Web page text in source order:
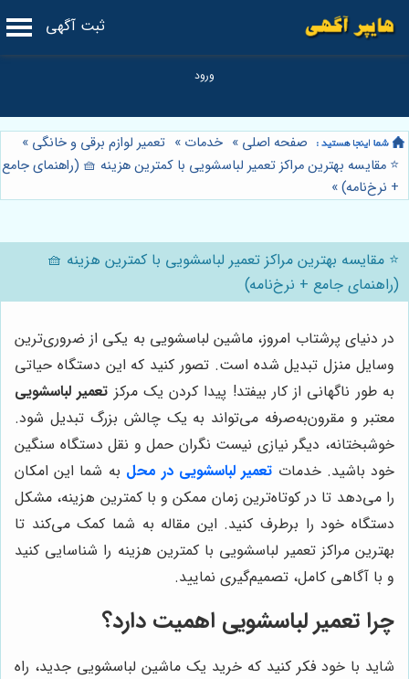
ثبت آگهی
صفحه اصلی » خدمات » تعمیر لوازم برقی و خانگی »
⭐️ مقایسه بهترین مراکز تعمیر لباسشویی با کمترین هزینه 🧺 (راهنمای جامع
+ نرخ‌نامه)»
⭐️ مقایسه بهترین مراکز تعمیر لباسشویی با کمترین هزینه 🧺
(راهنمای جامع + نرخ‌نامه)
در دنیای پرشتاب امروز، ماشین لباسشویی به یکی از ضروری‌ترین
وسایل منزل تبدیل شده است. تصور کنید که این دستگاه حیاتی
به طور ناگهانی از کار بیفتد! پیدا کردن یک مرکز تعمیر لباسشویی
معتبر و مقرون‌به‌صرفه می‌تواند به یک چالش بزرگ تبدیل شود.
خوشبختانه، دیگر نیازی نیست نگران حمل و نقل دستگاه سنگین
خود باشید. خدمات تعمیر لباسشویی در محل به شما این امکان
را می‌دهد تا در کوتاه‌ترین زمان ممکن و با کمترین هزینه، مشکل
دستگاه خود را برطرف کنید. این مقاله به شما کمک می‌کند تا
بهترین مراکز تعمیر لباسشویی با کمترین هزینه را شناسایی کنید
و با آگاهی کامل، تصمیم‌گیری نمایید.
چرا تعمیر لباسشویی اهمیت دارد؟
شاید با خود فکر کنید که خرید یک ماشین لباسشویی جدید، راه